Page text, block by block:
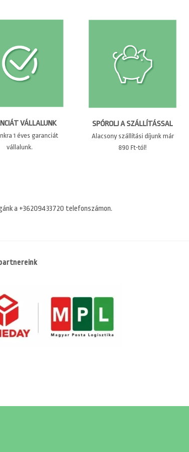
VÁLLALUNK
1 éves garanciát
vállalunk.
SPÓROLJ A SZÁLLÍTÁSSAL
Alacsony szállítási díjunk már
890 Ft-tól!
a +36209433720 telefonszámon.